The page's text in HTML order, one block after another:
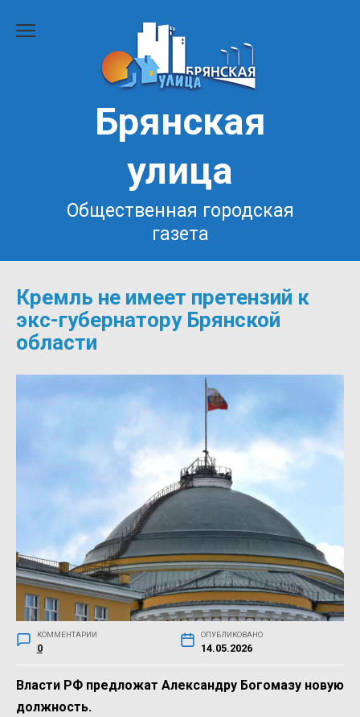
Брянская
улица
Общественная городская
газета
Кремль не имеет претензий к
экс-губернатору Брянской
области
КОММЕНТАРИИ
0
ОПУБЛИКОВАНО
14.05.2026
Власти РФ предложат Александру Богомазу новую
должность.